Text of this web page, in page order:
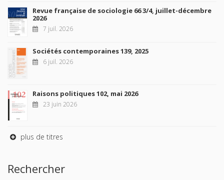
Revue française de sociologie 66 3/4, juillet-décembre
2026
7 juil. 2026
Sociétés contemporaines 139, 2025
6 juil. 2026
Raisons politiques 102, mai 2026
23 juin 2026
plus de titres
Rechercher